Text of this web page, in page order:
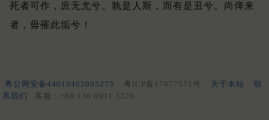
死者可作，庶无尤兮。 孰是人斯，而有是丑兮。 尚俾来
者，毋罹此垢兮！
粤公网安备44010402003275 粤ICP备17077571号 关于本站
联
系我们
客服：+86 136 0901 3320